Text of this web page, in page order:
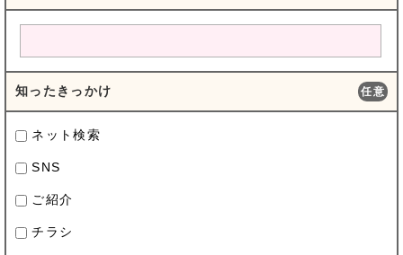
知ったきっかけ 任意
ネット検索
SNS
ご紹介
チラシ